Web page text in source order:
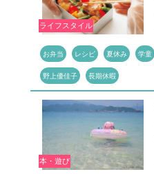
ライフスタイル
お弁当 レシピ 夏休み 学童
野上優佳子 長期休暇
本・遊び